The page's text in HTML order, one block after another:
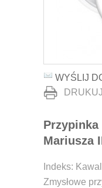
WYŚLIJ
DRUKUJ
Przypinka
Mariusza
Indeks:
Zmysłowe